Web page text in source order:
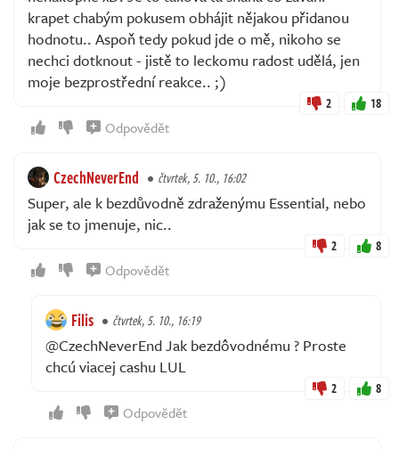
krapet chabým pokusem obhájit nějakou přidanou
hodnotu.. Aspoň tedy pokud jde o mě, nikoho se
nechci dotknout - jistě to leckomu radost udělá, jen
moje bezprostřední reakce.. ;)
2 18
Odpovědět
CzechNeverEnd čtvrtek, 5. 10., 16:02
Super, ale k bezdůvodně zdraženýmu Essential, nebo
jak se to jmenuje, nic..
2 8
Odpovědět
Filis čtvrtek, 5. 10., 16:19
@CzechNeverEnd Jak bezdôvodnému ? Proste
chcú viacej cashu LUL
2 8
Odpovědět